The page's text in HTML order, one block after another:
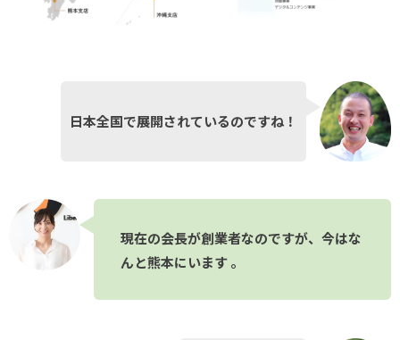
日本全国で展開されているのですね！
現在の会長が創業者なのですが、今はな
んと熊本にいます 。